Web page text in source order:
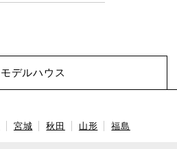
モデルハウス
宮城 秋田 山形 福島